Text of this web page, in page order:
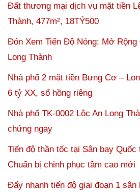
Đất thương mại dịch vụ mặt tiền
Thành, 477m², 18TỶ500
Đón Xem Tiến Độ Nóng: Mở
Long Thành
Nhà phố 2 mặt tiền Bưng Cơ –
6 tỷ XX, sổ hồng riêng
Nhà phố TK-0002 Lộc An Long
chứng ngay
Tiến độ thần tốc tại Sân bay Quốc
Chuẩn bị chinh phục tầm cao mới
Đẩy nhanh tiến độ giai đoạn 1 sân